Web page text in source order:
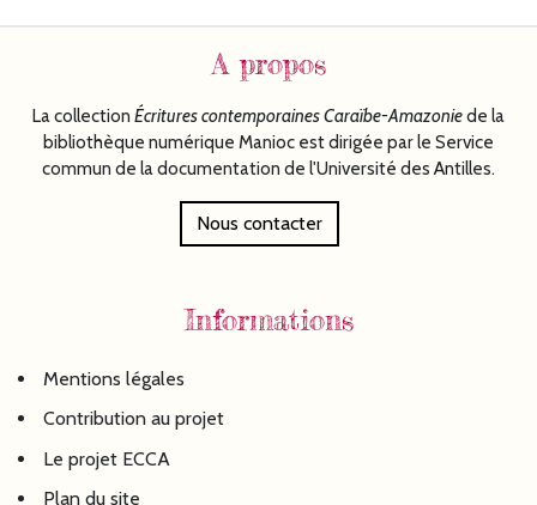
A propos
La collection Écriturescontemporaines Caraïbe-Amazoniede la
bibliothèque numérique Manioc est dirigée par le Service
commun de la documentation de l'Université des Antilles.
Nous contacter
Informations
Mentions légales
Contribution au projet
Le projet ECCA
Plan du site